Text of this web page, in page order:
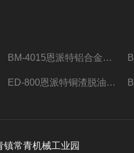
BM-4015恩派特铝合金屑压饼机 脱油效果好
ED-800恩派特铜渣脱油机废铜屑铝屑甩油机
常青机械工业园